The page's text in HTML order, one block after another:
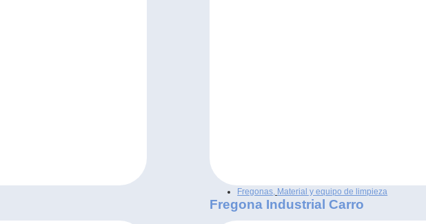
Fregonas Material y equipo de limpieza
Fregona Industrial Carro